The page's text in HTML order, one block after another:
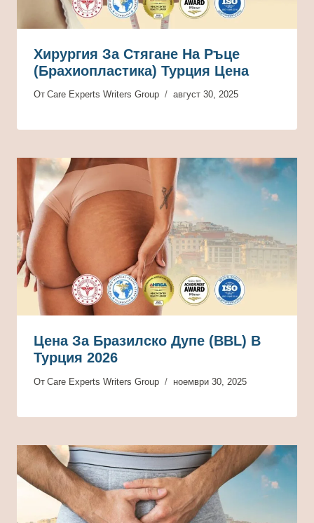
Хирургия За Стягане На Ръце
(брахиопластика) Турция Цена
От Care Experts Writers Group август 30, 2025
Цена За Бразилско Дупе (BBL) В
Турция 2026
От Care Experts Writers Group ноември 30, 2025